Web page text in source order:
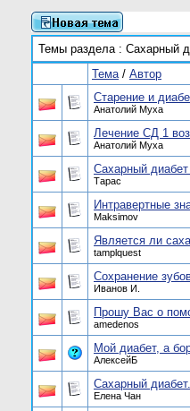
Темы раздела: Сахарный
Тема/ Автор
Старение и
Анатолий Муха
Лечение СД 1
Анатолий Муха
Сахарный диабет
Тарас
Интравертные
Maksimov
Является ли
tamplquest
Сохранение
Иванов И.
Прошу Вас о
amedenos
Мой диабет, а
АлексейБ
Сахарный
Елена Чан